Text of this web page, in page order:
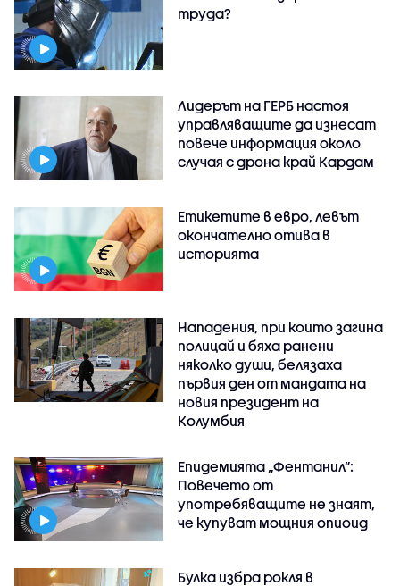
труда?
Лидерът на ГЕРБ настоя
управляващите да изнесат
повече информация около
случая с дрона край Кардам
Етикетите в евро, левът
окончателно отива в
историята
Нападения, при които загина
полицай и бяха ранени
няколко души, белязаха
първия ден от мандата на
новия президент на
Колумбия
Епидемията „Фентанил”:
Повечето от
употребяващите не знаят,
че купуват мощния опиоид
Булка избра рокля в